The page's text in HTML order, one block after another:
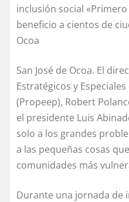
inclusión social «Primero
beneficio a cientos de
Ocoa
San José de Ocoa. El
Estratégicos y
(Propeep), Robert
el presidente Luis
solo a los grandes
a las pequeñas cosas
comunidades más
Durante una jornada de